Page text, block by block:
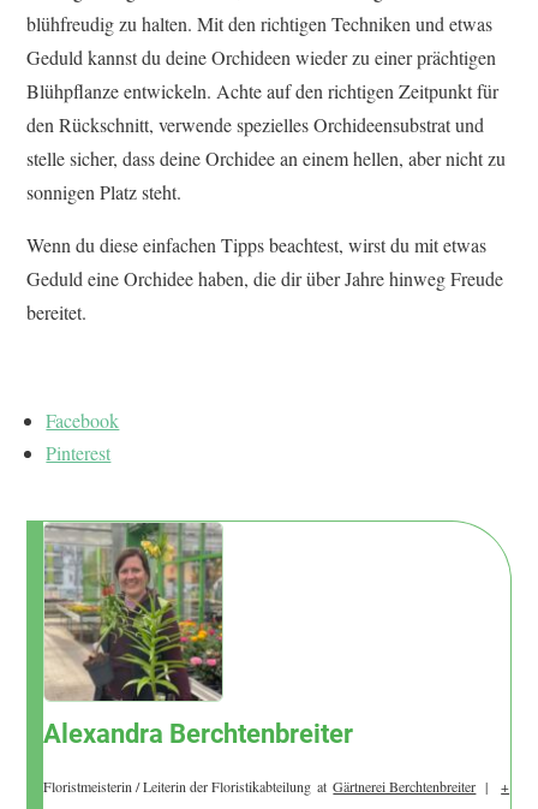
blühfreudig zu halten. Mit den richtigen Techniken und etwas
Geduld kannst du deine Orchideen wieder zu einer prächtigen
Blühpflanze entwickeln. Achte auf den richtigen Zeitpunkt für
den Rückschnitt, verwende spezielles Orchideensubstrat und
stelle sicher, dass deine Orchidee an einem hellen, aber nicht zu
sonnigen Platz steht.
Wenn du diese einfachen Tipps beachtest, wirst du mit etwas
Geduld eine Orchidee haben, die dir über Jahre hinweg Freude
bereitet.
Facebook
Pinterest
Alexandra Berchtenbreiter
Floristmeisterin / Leiterin der Floristikabteilung at Gärtnerei Berchtenbreiter |
+